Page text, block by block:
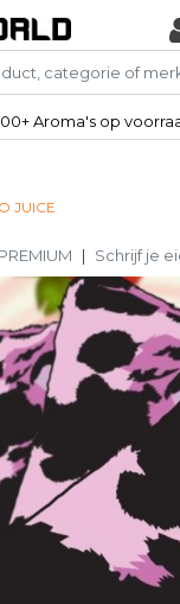
Aroma's op
JUICE
| Schrijf je